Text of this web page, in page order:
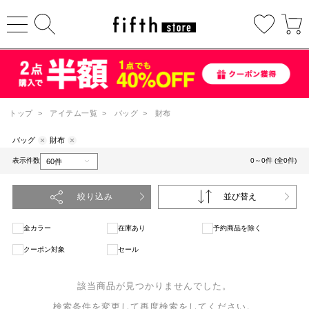
トップ > アイテム一覧 > バッグ > 財布
バッグ 財布
表示件数 0～0件 (全0件)
絞り込み 並び替え
全カラー 在庫あり 予約商品を除く
クーポン対象 セール
該当商品が見つかりませんでした。
検索条件を変更して再度検索をしてください。